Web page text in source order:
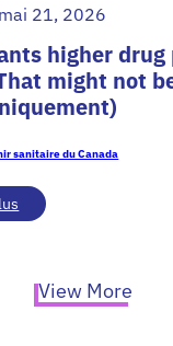
mai 21, 2026
higher drug
might not
sanitaire du Canada
Trump
prices
View More